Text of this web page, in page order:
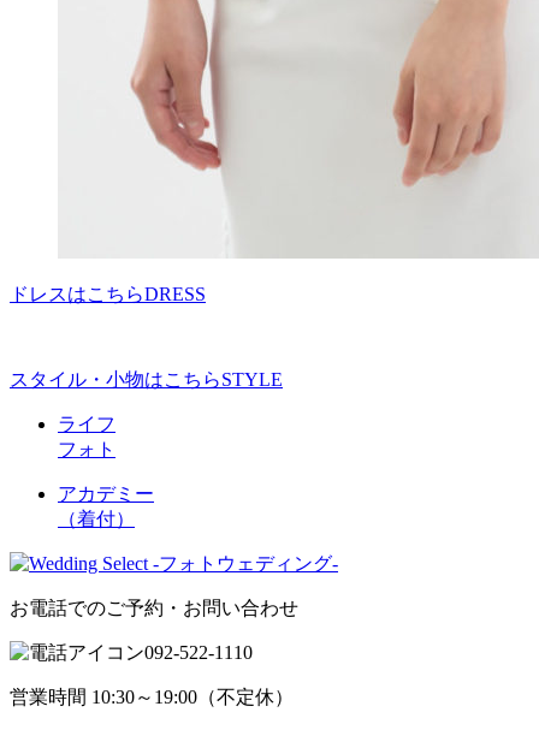
ドレスはこちらDRESS
スタイル・小物はこちらSTYLE
ライフ
フォト
アカデミー
（着付）
お電話でのご予約・お問い合わせ
092-522-1110
営業時間 10:30～19:00（不定休）